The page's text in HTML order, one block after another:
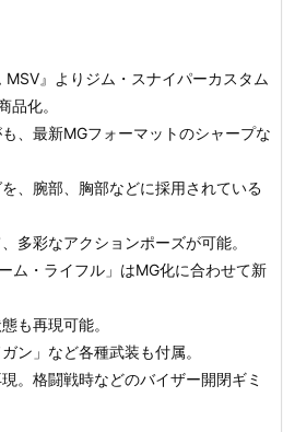
MSV』よりジム・スナイパーカスタム
品化。
、最新MGフォーマットのシャープな
、腕部、胸部などに採用されている
多彩なアクションポーズが可能。
ム・ライフル」はMG化に合わせて新
も再現可能。
ン」など各種武装も付属。
。格闘戦時などのバイザー開閉ギミ